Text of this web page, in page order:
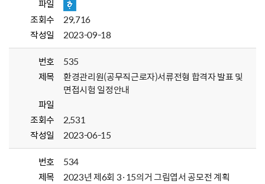
파일
조회수
29,716
작성일
2023-09-18
번호
535
제목
환경관리원(공무직근로자)서류전형 합격자 발표 및
면접시험 일정안내
파일
조회수
2,531
작성일
2023-06-15
번호
534
제목
2023년 제6회 3·15의거 그림엽서 공모전 계획